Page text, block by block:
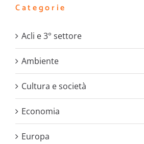
Categorie
Acli e 3° settore
Ambiente
Cultura e società
Economia
Europa